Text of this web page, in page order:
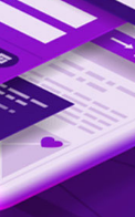
آموزش سئو در مشهد
سئو خارجی و ساخت